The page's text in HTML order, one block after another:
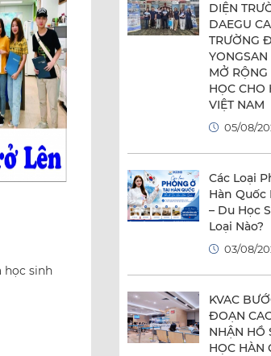
học sinh
DIỆN
DAEGU
TRƯỜNG
MỞ
HỌC CHO
VIỆT NAM
05/08/
Các Loại
Hàn
– Du Học
Loại Nào?
03/08/
KVAC
ĐOẠN
NHẬN HỒ
HỌC HÀN